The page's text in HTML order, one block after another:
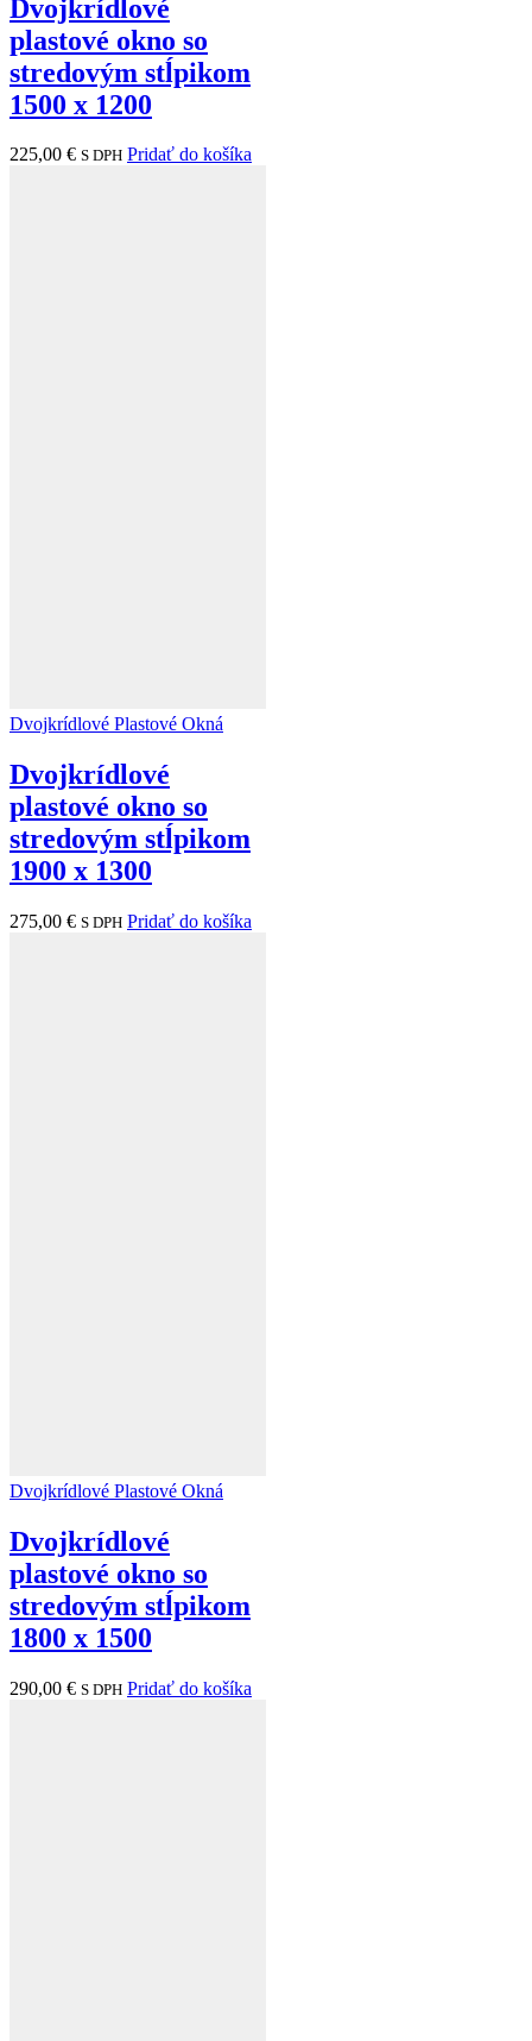
Dvojkrídlové
plastové okno so
stredovým stĺpikom
1500 x 1200
225,00 € S DPH Pridať do košíka
Dvojkrídlové Plastové Okná
Dvojkrídlové
plastové okno so
stredovým stĺpikom
1900 x 1300
275,00 € S DPH Pridať do košíka
Dvojkrídlové Plastové Okná
Dvojkrídlové
plastové okno so
stredovým stĺpikom
1800 x 1500
290,00 € S DPH Pridať do košíka